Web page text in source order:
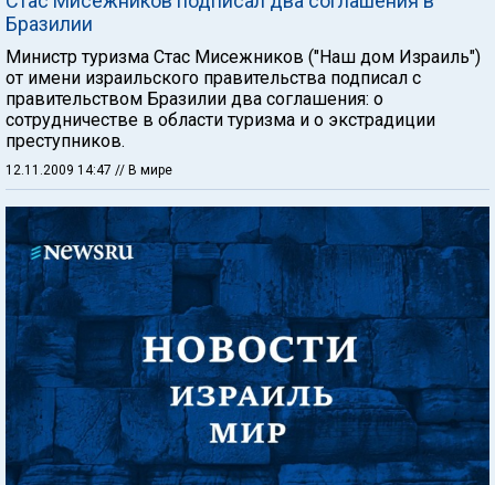
Бразилии
Министр туризма Стас Мисежников ("Наш дом Израиль")
от имени израильского правительства подписал с
правительством Бразилии два соглашения: о
сотрудничестве в области туризма и о экстрадиции
преступников.
12.11.2009 14:47 // В мире